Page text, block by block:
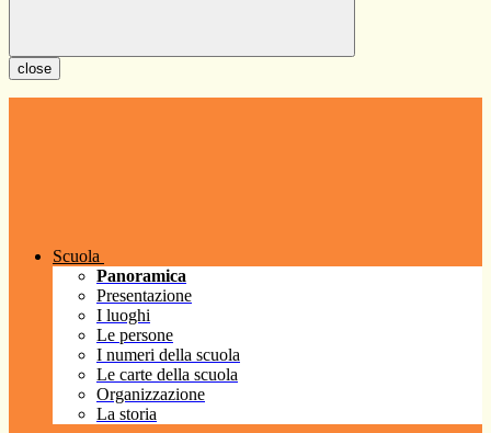
close
Scuola
Panoramica
Presentazione
I luoghi
Le persone
I numeri della scuola
Le carte della scuola
Organizzazione
La storia